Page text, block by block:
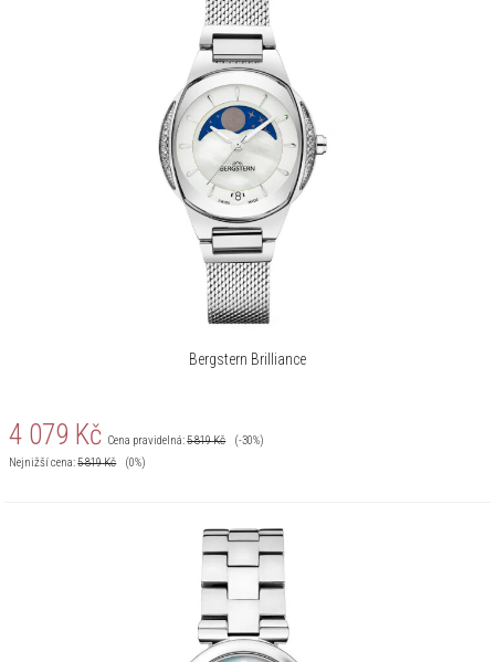
Bergstern Brilliance
4 079 Kč Cena pravidelná:5 819Kč
(-30%)
Nejnižší cena:5 819Kč (0%)